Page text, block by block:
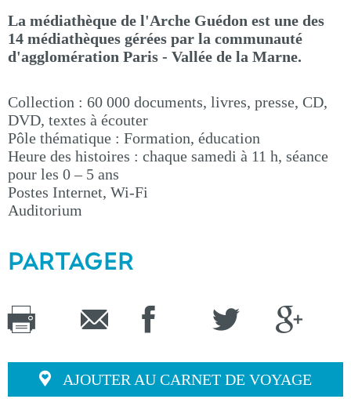
La médiathèque de l'Arche Guédon est une des
14 médiathèques gérées par la communauté
d'agglomération Paris - Vallée de la Marne.
Collection : 60 000 documents, livres, presse, CD,
DVD, textes à écouter
Pôle thématique : Formation, éducation
Heure des histoires : chaque samedi à 11 h, séance
pour les 0 – 5 ans
Postes Internet, Wi-Fi
Auditorium
PARTAGER
AJOUTER AU CARNET DE VOYAGE